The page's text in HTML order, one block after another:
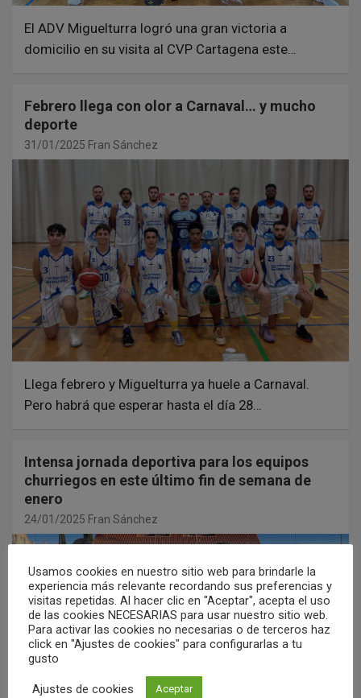
El ADV Miguelturra logró una gran victoria a
domicilio en su visita al CVP Cartagena este…
Febrero llega con olor a Carnaval… y mucho
deporte
31/01/2025 Fran Sánchez
Llega febrero y Miguelturra ya huele a Carnaval.
Pero habrá que esperar hasta el día 28…
Intensa jornada deportiva para los equipos
churriegos en este último fin de semana de
enero
24/01/2025 Fran Sánchez
Usamos cookies en nuestro sitio web para brindarle la
experiencia más relevante recordando sus preferencias y
visitas repetidas. Al hacer clic en "Aceptar", acepta el uso
de las cookies NECESARIAS para usar nuestro sitio web.
Para activar las cookies no necesarias o de terceros haz
click en "Ajustes de cookies" para configurarlas a tu
gusto
Ajustes de cookies Aceptar